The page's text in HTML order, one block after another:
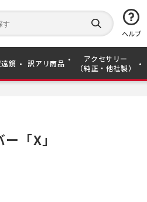
か
ら
検
索
す
る
ヘルプ
鏡 訳アリ商品
アクセサリー
（純正・他社製）
「X」